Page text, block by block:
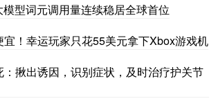
型词元调用量连续稳居全球首位
宜！幸运玩家只花55美元拿下Xbox游戏机
揪出诱因，识别症状，及时治疗护关节